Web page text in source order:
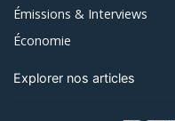
Émissions & Interviews
Économie
Explorer nos articles